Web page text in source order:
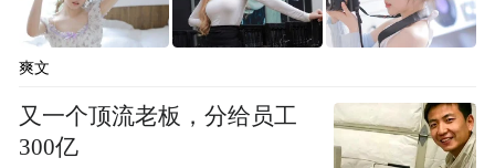
爽文
又一个顶流老板，分给员工
300亿